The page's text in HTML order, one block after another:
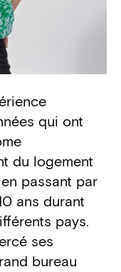
qui ont
du logement
passant par
ans durant
pays.
ses
bureau